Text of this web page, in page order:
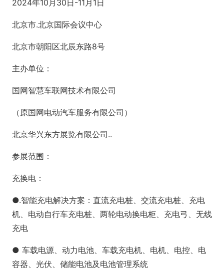
2024年10月30日-11月1日
北京市.北京国际会议中心
北京市朝阳区北辰东路8号
主办单位：
国网智慧车联网技术有限公司
（原国网电动汽车服务有限公司）
北京华兴东方展览有限公司..
参展范围：
充换电：
●.智能充电解决方案：直流充电桩、交流充电桩、充电
机、电动自行车充电桩、两轮电动换电柜、充电弓、无线
充电
● 车载电源、动力电池、车载充电机、电机、电控、电
容器、光伏、储能电池及电池管理系统